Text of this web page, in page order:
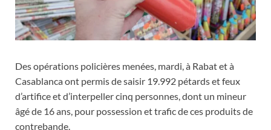
Des opérations policières menées, mardi, à Rabat et à
Casablanca ont permis de saisir 19.992 pétards et feux
d’artifice et d’interpeller cinq personnes, dont un mineur
âgé de 16 ans, pour possession et trafic de ces produits de
contrebande.